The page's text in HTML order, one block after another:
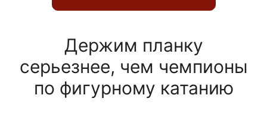
Держим планку
серьезнее, чем чемпионы
по фигурному катанию